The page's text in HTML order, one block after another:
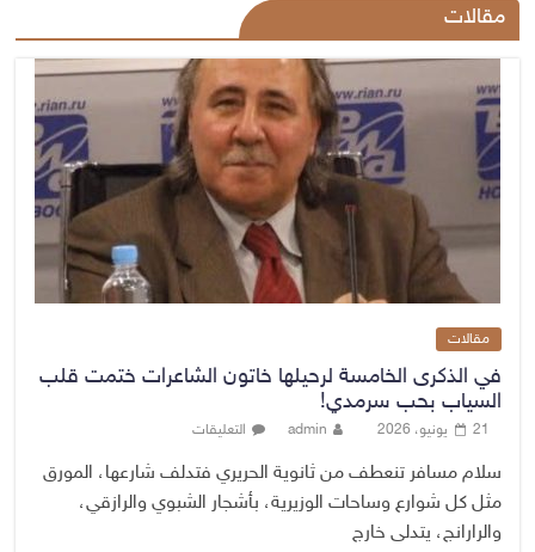
مقالات
مقالات
في الذكرى الخامسة لرحيلها خاتون الشاعرات ختمت قلب
السياب بحب سرمدي!
21 يونيو، 2026 admin التعليقات
سلام مسافر تنعطف من ثانوية الحريري فتدلف شارعها، المورق
مثل كل شوارع وساحات الوزيرية، بأشجار الشبوي والرازقي،
والرارانج، يتدلى خارج